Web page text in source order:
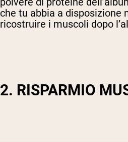
che tu abbia a disposizione
ricostruire i muscoli dopo
2. RISPARMIO